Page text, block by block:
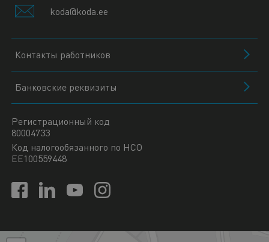
koda@koda.ee
Контакты работников
Банковские реквизиты
Регистрационный код
80004733
Код налогообязанного по НСО
EE100559448